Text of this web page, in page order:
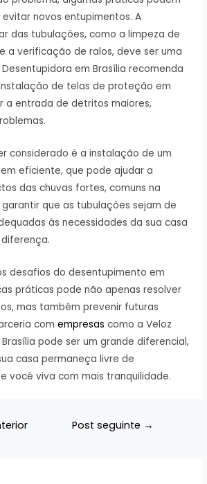
novos entupimentos. A
das tubulações, como a limpeza de
a verificação de ralos, deve ser uma
em Brasília recomenda
de telas de proteção em
a entrada de detritos maiores,
considerado é a instalação de um
eficiente, que pode ajudar a
das chuvas fortes, comuns na
garantir que as tubulações sejam de
às necessidades da sua casa
desafios do desentupimento em
práticas pode não apenas resolver
mas também prevenir futuras
com empresas como a Veloz
pode ser um grande diferencial,
casa permaneça livre de
você viva com mais tranquilidade.
Post seguinte →